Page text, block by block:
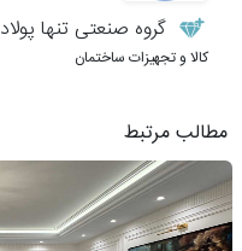
گروه صنعتی تنها پولاد
کالا و تجهیزات ساختمان
مطالب مرتبط